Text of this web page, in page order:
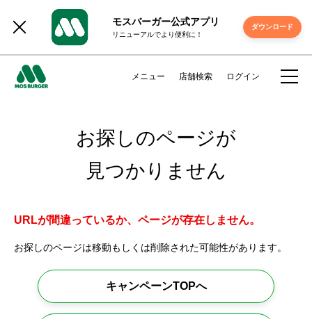
モスバーガー公式アプリ
リニューアルでより便利に！
ダウンロード
メニュー 店舗検索 ログイン
お探しのページが
見つかりません
URLが間違っているか、ページが存在しません。
お探しのページは移動もしくは削除された可能性があります。
キャンペーンTOPへ